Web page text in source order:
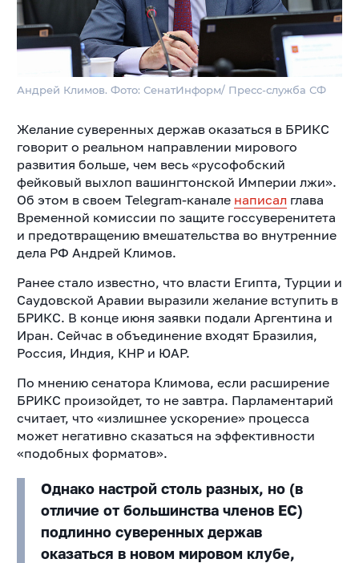
Андрей Климов. Фото: СенатИнформ/ Пресс-служба СФ
Желание суверенных держав оказаться в БРИКС
говорит о реальном направлении мирового
развития больше, чем весь «русофобский
фейковый выхлоп вашингтонской Империи лжи».
Об этом в своем Telegram-канале написал глава
Временной комиссии по защите госсуверенитета
и предотвращению вмешательства во внутренние
дела РФ Андрей Климов.
Ранее стало известно, что власти Египта, Турции и
Саудовской Аравии выразили желание вступить в
БРИКС. В конце июня заявки подали Аргентина и
Иран. Сейчас в объединение входят Бразилия,
Россия, Индия, КНР и ЮАР.
По мнению сенатора Климова, если расширение
БРИКС произойдет, то не завтра. Парламентарий
считает, что «излишнее ускорение» процесса
может негативно сказаться на эффективности
«подобных форматов».
Однако настрой столь разных, но (в
отличие от большинства членов ЕС)
подлинно суверенных держав
оказаться в новом мировом клубе,